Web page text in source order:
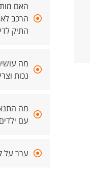
האם
הרכב
התיק
מה
נכות
מה
עם
ערר על